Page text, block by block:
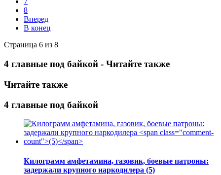
8
Вперед
В конец
Страница 6 из 8
4 главные под байкой - Читайте также
Читайте также
4 главные под байкой
Килограмм амфетамина, газовик, боевые патроны:
задержали крупного наркодилера (5)